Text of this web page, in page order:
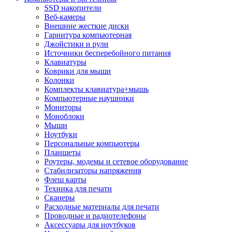
SSD накопители
Веб-камеры
Внешние жесткие диски
Гарнитура компьютерная
Джойстики и рули
Источники бесперебойного питания
Клавиатуры
Коврики для мыши
Колонки
Комплекты клавиатура+мышь
Компьютерные наушники
Мониторы
Моноблоки
Мыши
Ноутбуки
Персональные компьютеры
Планшеты
Роутеры, модемы и сетевое оборудование
Стабилизаторы напряжения
Флеш карты
Техника для печати
Сканеры
Расходные материалы для печати
Проводные и радиотелефоны
Аксессуары для ноутбуков